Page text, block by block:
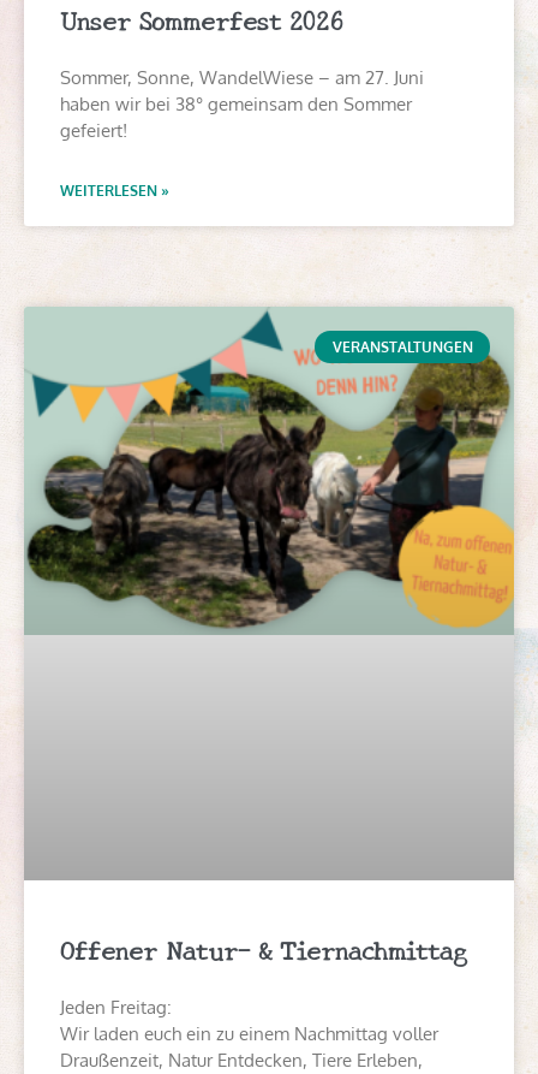
Unser Sommerfest 2026
Sommer, Sonne, WandelWiese – am 27. Juni
haben wir bei 38° gemeinsam den Sommer
gefeiert!
WEITERLESEN »
VERANSTALTUNGEN
Offener Natur- & Tiernachmittag
Jeden Freitag:
Wir laden euch ein zu einem Nachmittag voller
Draußenzeit, Natur Entdecken, Tiere Erleben,